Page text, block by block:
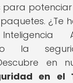
potenciar
¿Te
la
en
en el